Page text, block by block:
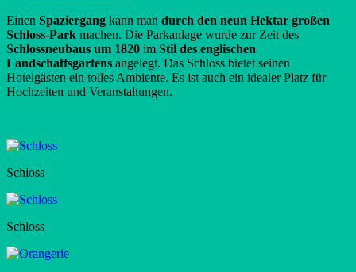
Einen Spaziergang kann man durch den neun Hektar großen
Schloss-Park machen. Die Parkanlage wurde zur Zeit des
Schlossneubaus um 1820 im Stil des englischen
Landschaftsgartens angelegt. Das Schloss bietet seinen
Hotelgästen ein tolles Ambiente. Es ist auch ein idealer Platz für
Hochzeiten und Veranstaltungen.
Schloss
Schloss